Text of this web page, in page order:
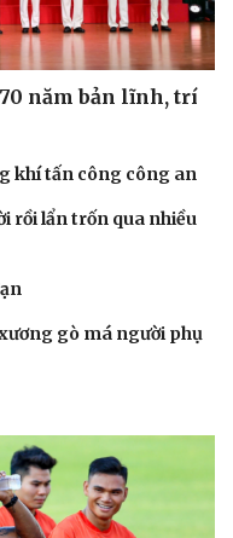
trí
năm bản lĩnh, trí
khí tấn công công an
rồi lẩn trốn qua nhiều
gò má người phụ